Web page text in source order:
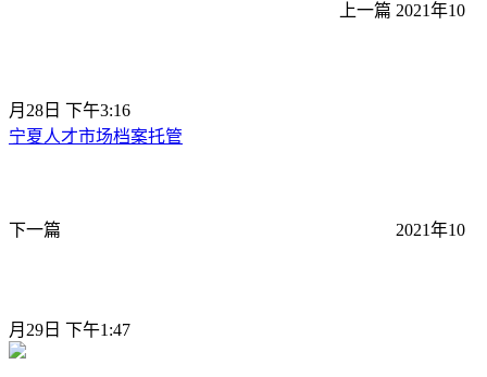
上一篇 2021年10
月28日 下午3:16
宁夏人才市场档案托管
下一篇 2021年10
月29日 下午1:47